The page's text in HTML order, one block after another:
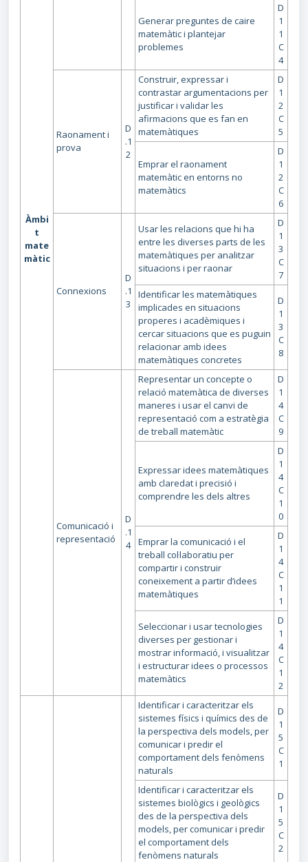
Àmbi
t
mate
màtic
Generar preguntes de caire
matemàtic i plantejar
problemes
D
1
1
C
4
Raonament i
prova
D
.1
2
Construir, expressar i
contrastar argumentacions per
justificar i validar les
afirmacions que es fan en
matemàtiques
D
1
2
C
5
Emprar el raonament
matemàtic en entorns no
matemàtics
D
1
2
C
6
Connexions
D
.1
3
Usar les relacions que hi ha
entre les diverses parts de les
matemàtiques per analitzar
situacions i per raonar
D
1
3
C
7
Identificar les matemàtiques
implicades en situacions
properes i acadèmiques i
cercar situacions que es puguin
relacionar amb idees
matemàtiques concretes
D
1
3
C
8
Comunicació i
representació
D
.1
4
Representar un concepte o
relació matemàtica de diverses
maneres i usar el canvi de
representació com a estratègia
de treball matemàtic
D
1
4
C
9
Expressar idees matemàtiques
amb claredat i precisió i
comprendre les dels altres
D
1
4
C
1
0
Emprar la comunicació i el
treball col·laboratiu per
compartir i construir
coneixement a partir d’idees
matemàtiques
D
1
4
C
1
1
Seleccionar i usar tecnologies
diverses per gestionar i
mostrar informació, i visualitzar
i estructurar idees o processos
matemàtics
D
1
4
C
1
2
Identificar i caracteritzar els
sistemes físics i químics des de
la perspectiva dels models, per
comunicar i predir el
comportament dels fenòmens
naturals
D
1
5
C
1
Identificar i caracteritzar els
sistemes biològics i geològics
des de la perspectiva dels
models, per comunicar i predir
el comportament dels
fenòmens naturals
D
1
5
C
2